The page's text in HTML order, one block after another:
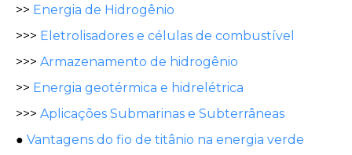
>> Energia de Hidrogênio
>>> Eletrolisadores e células de combustível
>>> Armazenamento de hidrogênio
>> Energia geotérmica e hidrelétrica
>>> Aplicações Submarinas e Subterrâneas
● Vantagens do fio de titânio na energia verde